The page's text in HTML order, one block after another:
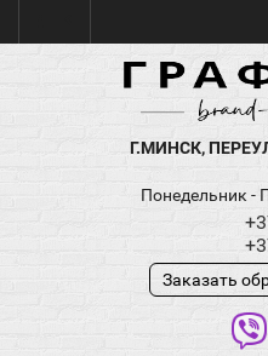
Г.МИНСК,
Понедельник -
Заказать